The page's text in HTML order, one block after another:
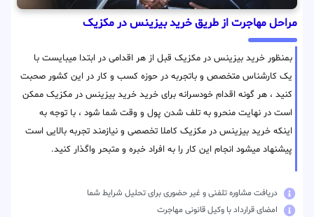
مراحل مهاجرت از طریق خرید بیزینس در مکزیک
بمنظور خرید بیزینس در مکزیک قبل از هر اقدامی در ابتدا میبایست با
یک کارشناس متخصص و باتجربه در حوزه کسب و کار در این کشور صحبت
کنید ، هر گونه اقدام خودسرانه برای خرید خرید بیزینس در مکزیک ممکن
است در نهایت منحرو به تلف شدن پول و وقت شما شود ، با توجه به
اینکه خرید بیزینس در مکزیک کاملا تخصصی و نیازمند تجربه بالایی است
پیشنهاد میشود انجام این کار را به افراد خبره و متبحر واگذار کنید.
دریافت مشاوره تلفنی و غیر حضوری برای تحلیل شرایط شما
امضای قرارداد با وکیل قانونی مهاجرت